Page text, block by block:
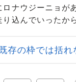
ナウジーニョが
込んでいったか
の枠では括れ